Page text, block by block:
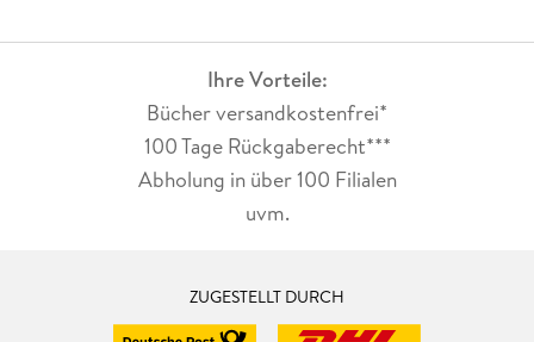
Ihre Vorteile:
Bücher versandkostenfrei*
100 Tage Rückgaberecht***
Abholung in über 100 Filialen
uvm.
ZUGESTELLT DURCH